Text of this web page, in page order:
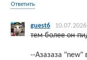
Ответить
guest6
тем более он
--Азазаза "new"